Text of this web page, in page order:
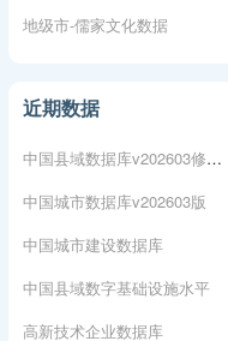
地级市-儒家文化数据
近期数据
上市公司专利数据库
城市各行业-新注册企业数据
中国城市数据库v202603版
中国城市建设数据库
中国县域数字基础设施水平
高新技术企业数据库